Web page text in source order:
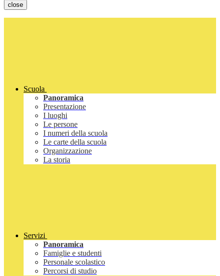
close
Scuola
Panoramica
Presentazione
I luoghi
Le persone
I numeri della scuola
Le carte della scuola
Organizzazione
La storia
Servizi
Panoramica
Famiglie e studenti
Personale scolastico
Percorsi di studio